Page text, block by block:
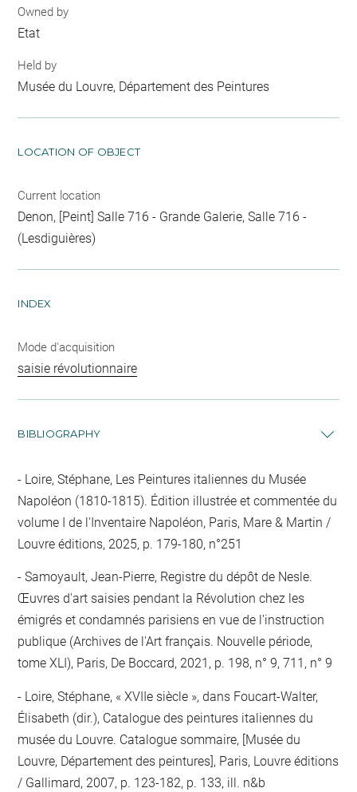
Owned by
Etat
Held by
Musée du Louvre, Département des Peintures
LOCATION OF OBJECT
Current location
Denon, [Peint] Salle 716 - Grande Galerie, Salle 716 -
(Lesdiguières)
INDEX
Mode d'acquisition
saisie révolutionnaire
BIBLIOGRAPHY
Loire, Stéphane, Les Peintures italiennes du Musée
Napoléon (1810-1815). Édition illustrée et commentée du
volume I de l'Inventaire Napoléon, Paris, Mare & Martin /
Louvre éditions, 2025, p. 179-180, n°251
Samoyault, Jean-Pierre, Registre du dépôt de Nesle.
Œuvres d'art saisies pendant la Révolution chez les
émigrés et condamnés parisiens en vue de l'instruction
publique (Archives de l'Art français. Nouvelle période,
tome XLI), Paris, De Boccard, 2021, p. 198, n° 9, 711, n° 9
Loire, Stéphane, « XVIIe siècle », dans Foucart-Walter,
Élisabeth (dir.), Catalogue des peintures italiennes du
musée du Louvre. Catalogue sommaire, [Musée du
Louvre, Département des peintures], Paris, Louvre éditions
/ Gallimard, 2007, p. 123-182, p. 133, ill. n&b